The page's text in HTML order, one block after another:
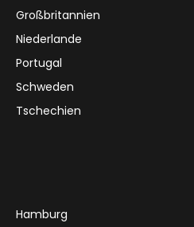
Großbritannien
Niederlande
Portugal
Schweden
Tschechien
Hamburg